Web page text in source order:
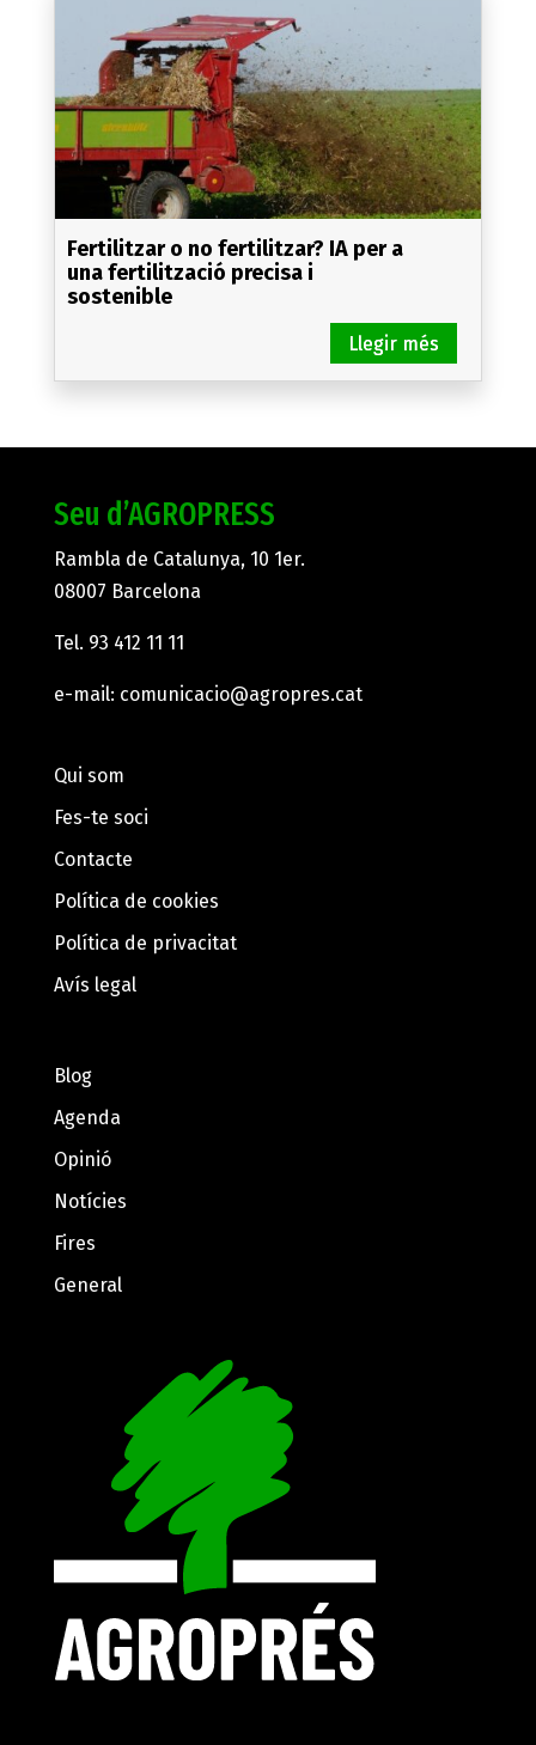
Fertilitzar o no fertilitzar? IA per a
una fertilització precisa i
sostenible
Seu d’AGROPRESS
Rambla de Catalunya, 10 1er.
08007 Barcelona
Tel. 93 412 11 11
e-mail: comunicacio@agropres.cat
Qui som
Fes-te soci
Contacte
Política de cookies
Política de privacitat
Avís legal
Blog
Agenda
Opinió
Notícies
Fires
General